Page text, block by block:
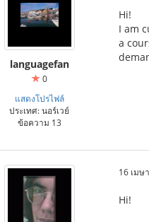
languagefan
0
แสดงโปรไฟล์
ประเทศ: นอร์เวย์
ข้อความ 13
Hi!
I am
a
16 เมษ
Hi!